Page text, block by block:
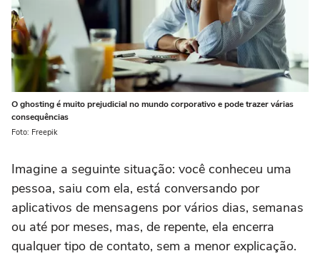
O ghosting é muito prejudicial no mundo corporativo e pode trazer várias
consequências
Foto: Freepik
Imagine a seguinte situação: você conheceu uma
pessoa, saiu com ela, está conversando por
aplicativos de mensagens por vários dias, semanas
ou até por meses, mas, de repente, ela encerra
qualquer tipo de contato, sem a menor explicação.